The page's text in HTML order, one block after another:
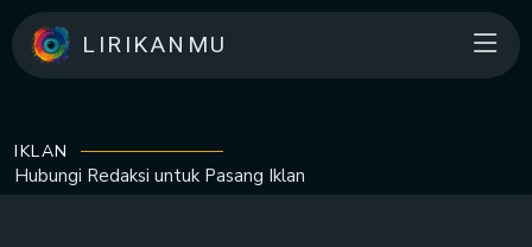
LIRIKANMU
IKLAN
Hubungi Redaksi untuk Pasang Iklan